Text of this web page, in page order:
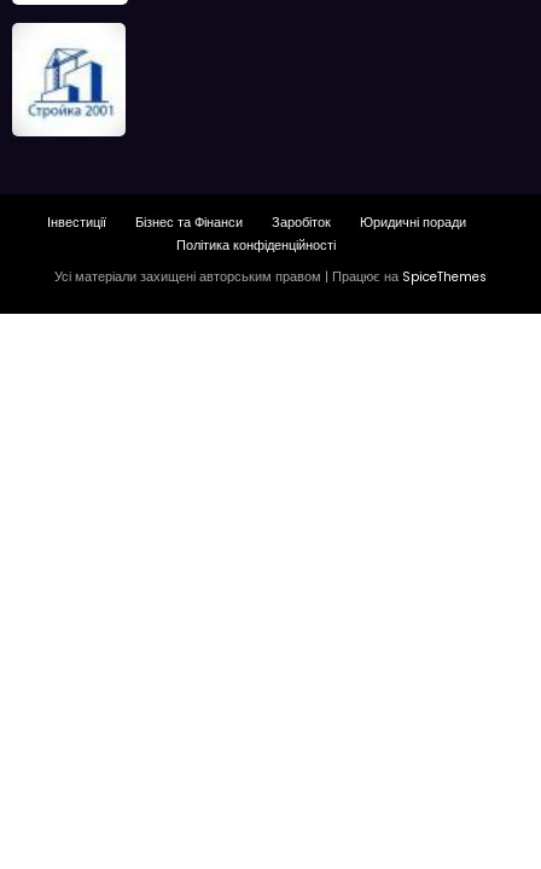
Інвестиції Бізнес та Фінанси Заробіток
Юридичні поради
Політика конфіденційності
Усі матеріали захищені авторським правом | Працює на SpiceThemes